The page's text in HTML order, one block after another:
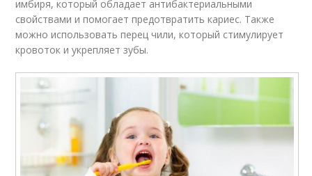
имбиря, который обладает антибактериальными
свойствами и помогает предотвратить кариес. Также
можно использовать перец чили, который стимулирует
кровоток и укрепляет зубы.